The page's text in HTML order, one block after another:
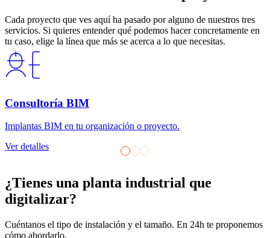
Cada proyecto que ves aquí ha pasado por alguno de nuestros tres
servicios. Si quieres entender qué podemos hacer concretamente en
tu caso, elige la línea que más se acerca a lo que necesitas.
Consultoría BIM
Implantas BIM en tu organización o proyecto.
Ver detalles
¿Tienes una planta industrial que
digitalizar?
Cuéntanos el tipo de instalación y el tamaño. En 24h te proponemos
cómo abordarlo.